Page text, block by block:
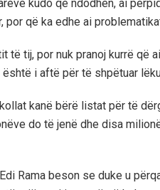
kudo që ndodhen, ai
por që ka edhe ai
të tij, por nuk pranoj kurrë që
i aftë për të shpëtuar
kanë bërë listat për të
do të jenë dhe disa
Rama beson se duke u